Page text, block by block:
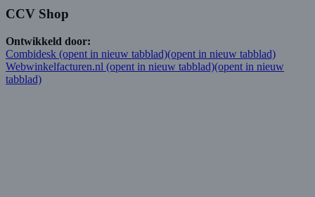
CCV Shop
Ontwikkeld door:
Combidesk (opent in nieuw tabblad)(opent in nieuw tabblad)
Webwinkelfacturen.nl (opent in nieuw tabblad)(opent in nieuw
tabblad)